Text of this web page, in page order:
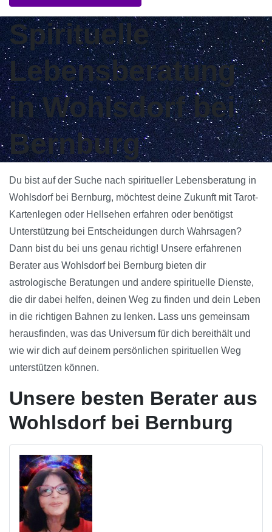
Spirituelle
Lebensberatung
in Wohlsdorf bei
Bernburg
Du bist auf der Suche nach spiritueller Lebensberatung in
Wohlsdorf bei Bernburg, möchtest deine Zukunft mit Tarot-
Kartenlegen oder Hellsehen erfahren oder benötigst
Unterstützung bei Entscheidungen durch Wahrsagen?
Dann bist du bei uns genau richtig! Unsere erfahrenen
Berater aus Wohlsdorf bei Bernburg bieten dir
astrologische Beratungen und andere spirituelle Dienste,
die dir dabei helfen, deinen Weg zu finden und dein Leben
in die richtigen Bahnen zu lenken. Lass uns gemeinsam
herausfinden, was das Universum für dich bereithält und
wie wir dich auf deinem persönlichen spirituellen Weg
unterstützen können.
Unsere besten Berater aus
Wohlsdorf bei Bernburg